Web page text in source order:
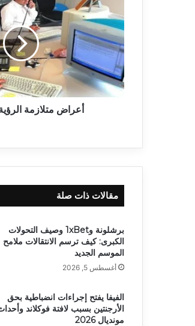
أعراض متلازمة
مقالات ذات صلة
برشلونة و1xBet وصيف التحولات
الكبرى: كيف ترسم الانتقالات ملامح
الموسم الجديد
أغسطس 5, 2026
الفيفا يفتح إجراءات انضباطية بحق
الأرجنتين بسبب لافتة فوكلاند
مونديال 2026